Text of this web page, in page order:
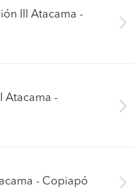
III Atacama -
Atacama -
- Copiapó